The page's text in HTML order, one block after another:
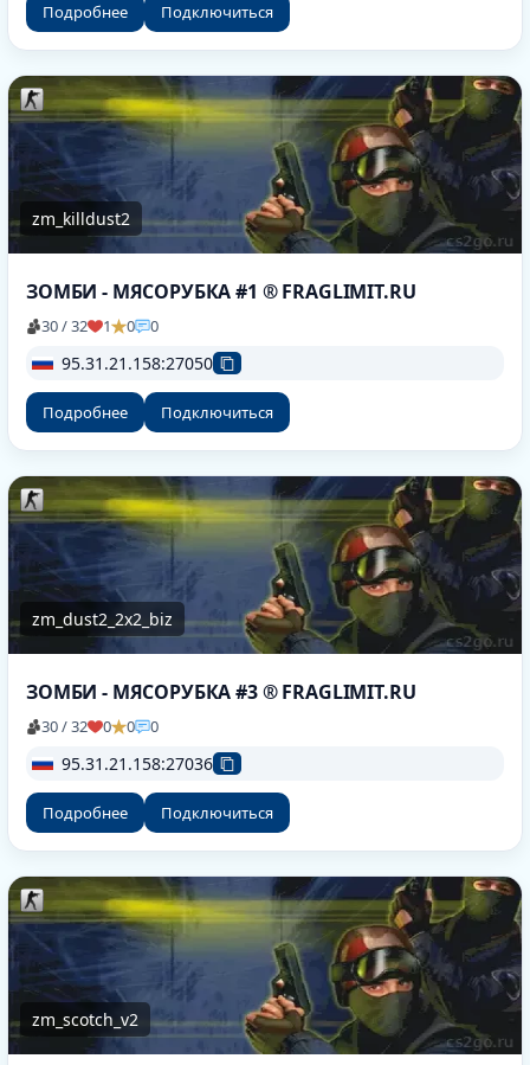
Подробнее Подключиться
zm_killdust2
ЗОМБИ - МЯСОРУБКА #1 ® FRAGLIMIT.RU
30 / 32 1 0 0
95.31.21.158:27050
Подробнее Подключиться
zm_dust2_2x2_biz
ЗОМБИ - МЯСОРУБКА #3 ® FRAGLIMIT.RU
30 / 32 0 0 0
95.31.21.158:27036
Подробнее Подключиться
zm_scotch_v2